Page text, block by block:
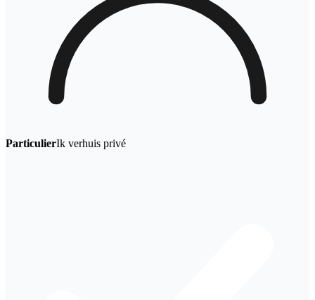
ParticulierIk verhuis privé